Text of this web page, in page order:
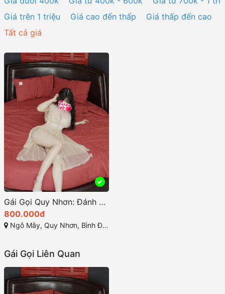
Giá trên 1 triệu
Giá cao đến thấp
Giá thấp đến cao
Tất cả giá
Gái Gọi Quy Nhơn: Đánh Giá và Tìm Kiếm Thông Tin Cần Biết
800.000đ
Ngô Mây, Quy Nhơn, Bình Định
Gái Gọi Liên Quan